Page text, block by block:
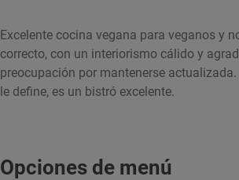
Excelente cocina vegana para veganos y
correcto, con un interiorismo cálido y
preocupación por mantenerse
le define, es un bistró excelente.
Opciones de menú